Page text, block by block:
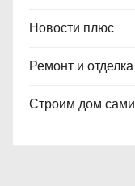
Новости плюс
Ремонт и отделка
Строим дом сами